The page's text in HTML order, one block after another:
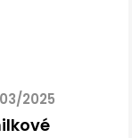
2025